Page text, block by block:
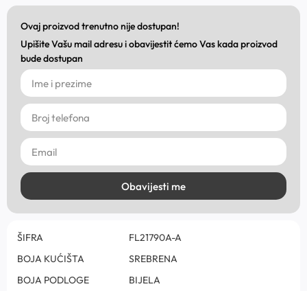
Ovaj proizvod trenutno nije dostupan!
Upišite Vašu mail adresu i obavijestit ćemo Vas kada proizvod
bude dostupan
Obavijesti me
ŠIFRA
FL21790A-A
BOJA KUĆIŠTA
SREBRENA
BOJA PODLOGE
BIJELA